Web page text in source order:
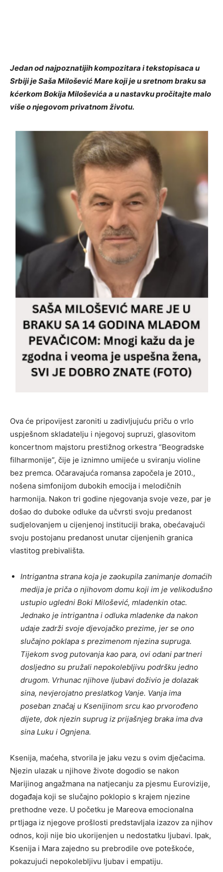
Jedan od najpoznatijih kompozitara i tekstopisaca u
Srbiji je Saša Milošević Mare koji je u sretnom braku sa
kćerkom Bokija Miloševića a u nastavku pročitajte malo
više o njegovom privatnom životu.
Ova će pripovijest zaroniti u zadivljujuću priču o vrlo
uspješnom skladatelju i njegovoj supruzi, glasovitom
koncertnom majstoru prestižnog orkestra “Beogradske
filharmonije”, čije je iznimno umijeće u sviranju violine
bez premca. Očaravajuća romansa započela je 2010.,
nošena simfonijom dubokih emocija i melodičnih
harmonija. Nakon tri godine njegovanja svoje veze, par je
došao do duboke odluke da učvrsti svoju predanost
sudjelovanjem u cijenjenoj instituciji braka, obećavajući
svoju postojanu predanost unutar cijenjenih granica
vlastitog prebivališta.
Intrigantna strana koja je zaokupila zanimanje domaćih
medija je priča o njihovom domu koji im je velikodušno
ustupio ugledni Boki Milošević, mladenkin otac.
Jednako je intrigantna i odluka mladenke da nakon
udaje zadrži svoje djevojačko prezime, jer se ono
slučajno poklapa s prezimenom njezina supruga.
Tijekom svog putovanja kao para, ovi odani partneri
dosljedno su pružali nepokolebljivu podršku jedno
drugom. Vrhunac njihove ljubavi doživio je dolazak
sina, nevjerojatno preslatkog Vanje. Vanja ima
poseban značaj u Ksenijinom srcu kao prvorođeno
dijete, dok njezin suprug iz prijašnjeg braka ima dva
sina Luku i Ognjena.
Ksenija, maćeha, stvorila je jaku vezu s ovim dječacima.
Njezin ulazak u njihove živote dogodio se nakon
Marijinog angažmana na natjecanju za pjesmu Eurovizije,
događaja koji se slučajno poklopio s krajem njezine
prethodne veze. U početku je Mareova emocionalna
prtljaga iz njegove prošlosti predstavljala izazov za njihov
odnos, koji nije bio ukorijenjen u nedostatku ljubavi. Ipak,
Ksenija i Mara zajedno su prebrodile ove poteškoće,
pokazujući nepokolebljivu ljubav i empatiju.